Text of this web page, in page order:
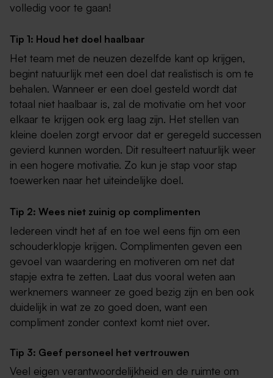
volledig voor te gaan!
Tip 1: Houd het doel haalbaar
Het team met de neuzen dezelfde kant op krijgen,
begint natuurlijk met een doel dat realistisch is om te
behalen. Wanneer er een doel gesteld wordt dat
totaal niet haalbaar is, zal de motivatie om het voor
elkaar te krijgen ook erg laag zijn. Het stellen van
kleine doelen zorgt ervoor dat er geregeld successen
gevierd kunnen worden. Dit resulteert natuurlijk weer
in een hogere motivatie. Zo kun je stap voor stap
toewerken naar het uiteindelijke doel.
Tip 2: Wees niet zuinig op complimenten
Iedereen vindt het af en toe wel eens fijn om een
schouderklopje krijgen. Complimenten geven een
gevoel van waardering en motiveren om net dat
stapje extra te zetten. Laat dus vooral weten aan
werknemers wanneer ze goed bezig zijn en ben ook
duidelijk in wat ze zo goed doen, want een
compliment zonder context komt niet over.
Tip 3: Geef personeel het vertrouwen
Veel eigen verantwoordelijkheid en de ruimte om